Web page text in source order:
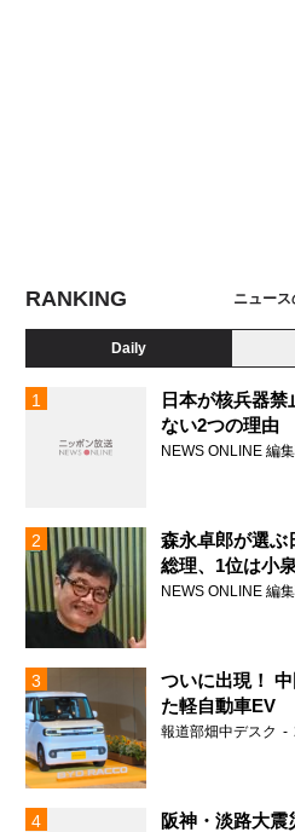
RANKING ニュー
Daily
日本が核兵器
ない2つの理由
NEWS ONLINE 編
森永卓郎が選ぶ
総理、1位は小
NEWS ONLINE 編
ついに出現！
た軽自動車EV
報道部畑中デスク
阪神・淡路大震